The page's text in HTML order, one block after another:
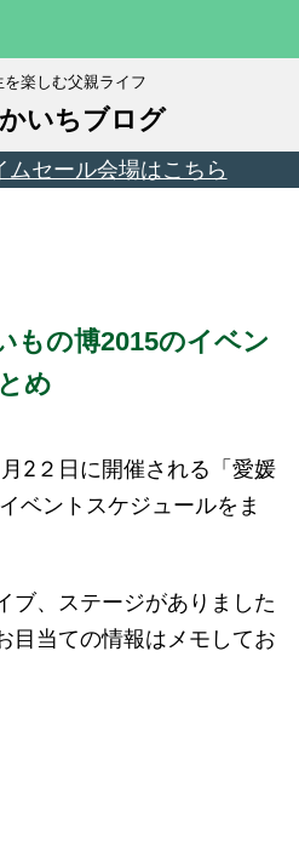
楽しむ父親ライフ
いちブログ
ムセール会場はこちら
もの博2015のイベン
め
2２日に開催される「愛媛
ベントスケジュールをま
ブ、ステージがありました
目当ての情報はメモしてお